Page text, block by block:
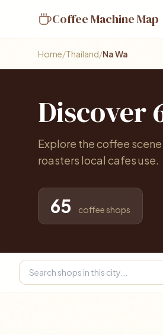
Coffee Machine Map
Home/Thailand/Na Wa
Discover
Explore the coffee
roasters local cafes use.
65 coffee shops